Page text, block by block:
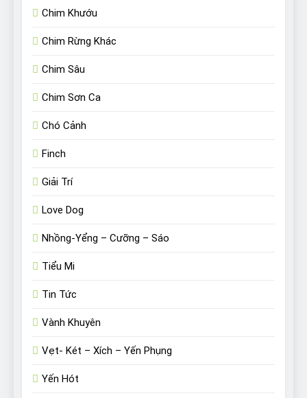
Chim Khướu
Chim Rừng Khác
Chim Sâu
Chim Sơn Ca
Chó Cảnh
Finch
Giải Trí
Love Dog
Nhồng-Yểng – Cưỡng – Sáo
Tiểu Mi
Tin Tức
Vành Khuyên
Vẹt- Két – Xích – Yến Phụng
Yến Hót